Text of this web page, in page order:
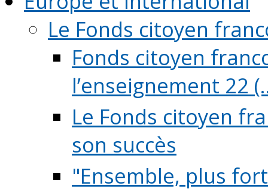
Le Fonds citoyen
Fonds citoyen
l’enseignement 22
Le Fonds citoyen
son succès
"Ensemble, plus